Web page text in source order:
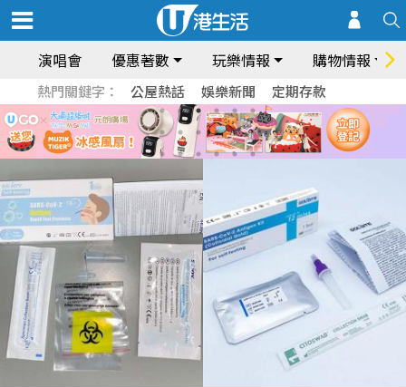
演唱會 優惠著數 玩樂情報 購物情報
熱門關鍵字： 公屋熱話 娛樂新聞 定期存款